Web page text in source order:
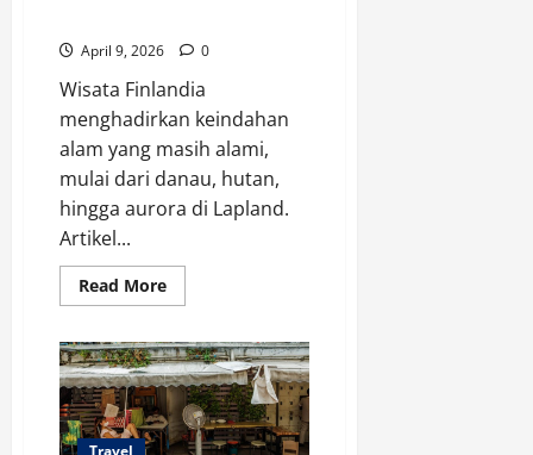
April 9, 2026 0
Wisata Finlandia
menghadirkan keindahan
alam yang masih alami,
mulai dari danau, hutan,
hingga aurora di Lapland.
Artikel...
Read MoreRead
more
Finlandia:
7
Destinasi
Terindah
Wajib
Dikunjungi
Travel